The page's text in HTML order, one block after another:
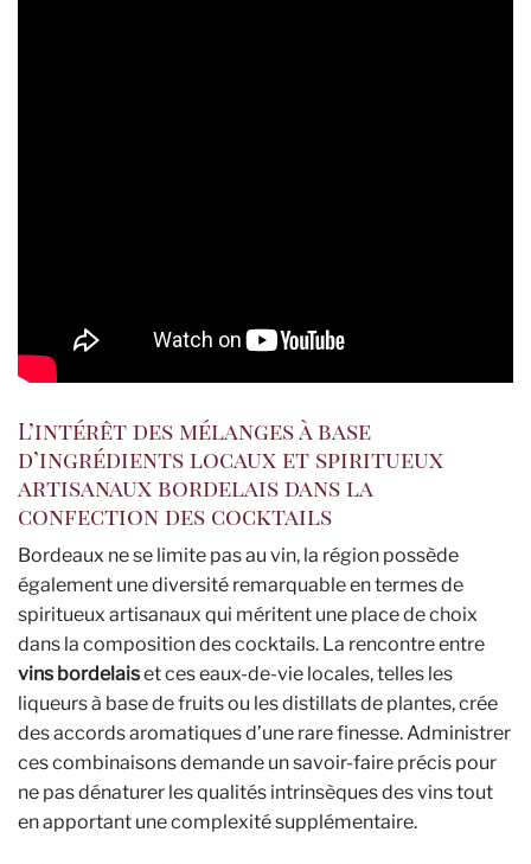
L’intérêt des mélanges à base
d’ingrédients locaux et spiritueux
artisanaux bordelais dans la
confection des cocktails
Bordeaux ne se limite pas au vin, la région possède
également une diversité remarquable en termes de
spiritueux artisanaux qui méritent une place de choix
dans la composition des cocktails. La rencontre entre
vins bordelaiset ces eaux-de-vie locales, telles les
liqueurs à base de fruits ou les distillats de plantes, crée
des accords aromatiques d’une rare finesse. Administrer
ces combinaisons demande un savoir-faire précis pour
ne pas dénaturer les qualités intrinsèques des vins tout
en apportant une complexité supplémentaire.